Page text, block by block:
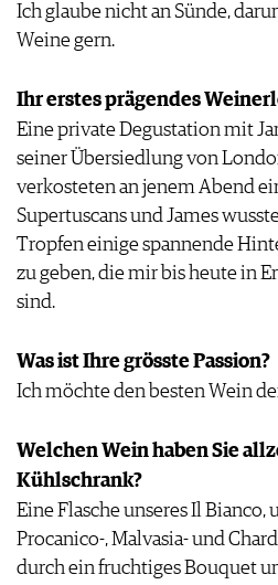
Ich glaube nicht an Sünde,
Weine gern.
Ihr erstes prägendes
Eine private Degustation mit
seiner Übersiedlung von
verkosteten an jenem Abend
Supertuscans und James
Tropfen einige spannende
zu geben, die mir bis heute in
sind.
Was ist Ihre grösste Passion?
Ich möchte den besten Wein
Welchen Wein haben Sie
Kühlschrank?
Eine Flasche unseres Il Bianco,
Procanico-, Malvasia- und
durch ein fruchtiges Bouquet